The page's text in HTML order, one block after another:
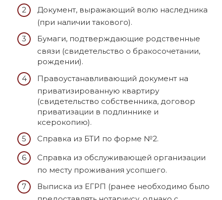
Документ, выражающий волю наследника
(при наличии такового).
Бумаги, подтверждающие родственные
связи (свидетельство о бракосочетании,
рождении).
Правоустанавливающий документ на
приватизированную квартиру
(свидетельство собственника, договор
приватизации в подлиннике и
ксерокопию).
Справка из БТИ по форме №2.
Справка из обслуживающей организации
по месту проживания усопшего.
Выписка из ЕГРП (ранее необходимо было